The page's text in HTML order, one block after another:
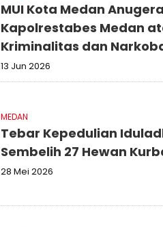
MUI Kota Medan
Kapolrestabes Medan
Kriminalitas dan
13 Jun 2026
MEDAN
Tebar Kepedulian
Sembelih 27 Hewan
28 Mei 2026